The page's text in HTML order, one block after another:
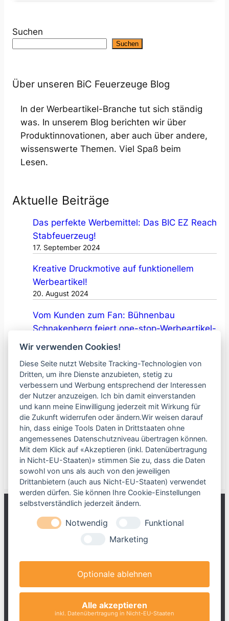
o
n
l
m
a
t
i
k
u
e
z
u
m
F
:
B
ü
h
n
n
a
u
S
h
n
a
k
e
n
b
e
r
g
f
e
e
n
e
-
Suchen
Suchen
Über unseren BiC Feuerzeuge Blog
In der Werbeartikel-Branche tut sich ständig
was. In unserem Blog berichten wir über
Produktinnovationen, aber auch über andere,
wissenswerte Themen. Viel Spaß beim
Lesen.
Aktuelle Beiträge
Das perfekte Werbemittel: Das BIC EZ Reach
Stabfeuerzeug!
17. September 2024
Kreative Druckmotive auf funktionellem
Werbeartikel!
20. August 2024
Vom Kunden zum Fan: Bühnenbau
Schnakenberg feiert one-stop-Werbeartikel-
shopping bei COE promotion
Kategorien
Kundenstories
News
Produktneuheiten
Wir sind für Sie da!
+49 2541 2980
Wir verwenden Cookies!
Diese Seite nutzt Website Tracking-Technologien von
Dritten, um ihre Dienste anzubieten, stetig zu
verbessern und Werbung entsprechend der Interessen
der Nutzer anzuzeigen. Ich bin damit einverstanden
und kann meine Einwilligung jederzeit mit Wirkung für
die Zukunft widerrufen oder ändern.Wir weisen darauf
hin, dass einige Tools Daten in Drittstaaten ohne
angemessenes Datenschutzniveau übertragen können.
Mit dem Klick auf «Akzeptieren (inkl. Datenübertragung
in Nicht-EU-Staaten)» stimmen Sie zu, dass die Daten
sowohl von uns als auch von den jeweiligen
Drittanbietern (auch aus Nicht-EU-Staaten) verwendet
werden dürfen. Sie können Ihre Cookie-Einstellungen
selbstverständlich jederzeit ändern.
Notwendig
Funktional
Marketing
Optionale ablehnen
Alle akzeptieren
inkl. Datenübertragung in Nicht-EU-Staaten